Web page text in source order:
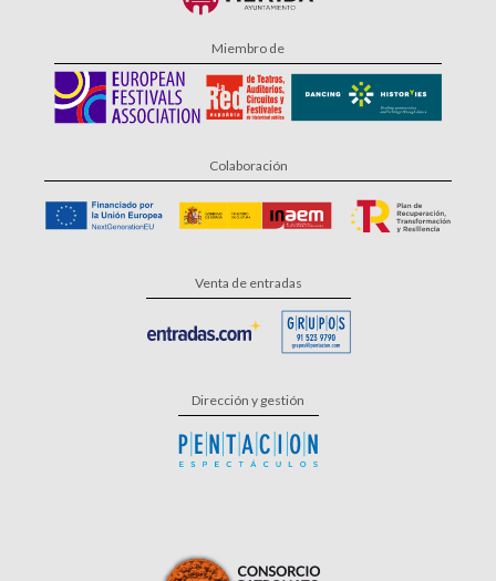
Miembro de
Colaboración
Venta de entradas
Dirección y gestión